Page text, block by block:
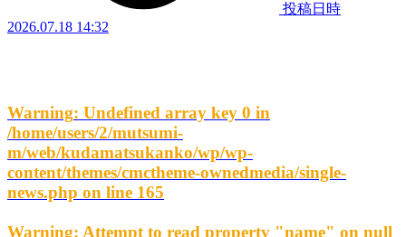
投稿日時
2026.07.18 14:32
Warning: Undefined array key 0 in
/home/users/2/mutsumi-
m/web/kudamatsukanko/wp/wp-
content/themes/cmctheme-ownedmedia/single-
news.php on line 165
Warning: Attempt to read property "name" on null